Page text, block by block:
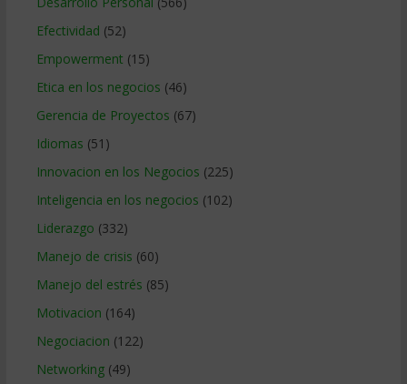
Efectividad (52)
Empowerment (15)
Etica en los negocios (46)
Gerencia de Proyectos (67)
Idiomas (51)
Innovacion en los Negocios (225)
Inteligencia en los negocios (102)
Liderazgo (332)
Manejo de crisis (60)
Manejo del estrés (85)
Motivacion (164)
Negociacion (122)
Networking(49)